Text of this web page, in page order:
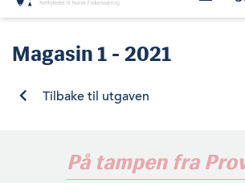
Magasin 1 - 2021
Tilbake til utgaven
På tampen fra